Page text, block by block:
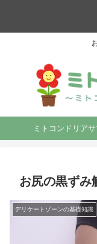
ミトコンドリア
お尻の黒ずみ
デリケートゾーンの基礎知識